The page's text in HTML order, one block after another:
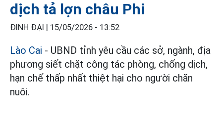
dịch tả lợn châu Phi
ĐINH ĐẠI | 15/05/2026 - 13:52
Lào Cai - UBND tỉnh yêu cầu các sở, ngành, địa
phương siết chặt công tác phòng, chống dịch,
hạn chế thấp nhất thiệt hại cho người chăn
nuôi.